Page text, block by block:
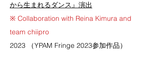
から生まれるダンス』演出
※ Collaboration with Reina Kimura and
team chiipro
2023
（YPAM Fringe 2023参加作品）